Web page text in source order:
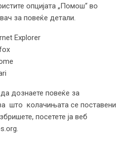
опцијата „Помош“ во
за повеќе детали.
Explorer
дознаете повеќе за
што колачињата се поставени
посетете ја веб